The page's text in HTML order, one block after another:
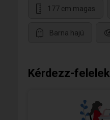
177 cm magas
Barna hajú
Kérdezz-felelek